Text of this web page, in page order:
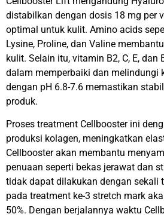
distabilkan dengan dosis 18 mg per
optimal untuk kulit. Amino acids
Lysine, Proline, dan Valine
kulit. Selain itu, vitamin B2, C, E, dan
dalam memperbaiki dan melindungi
dengan pH 6.8-7.6 memastikan
produk.
Proses treatment Cellbooster ini
produksi kolagen, meningkatkan
Cellbooster akan membantu
penuaan seperti bekas jerawat dan
tidak dapat dilakukan dengan sekali
pada treatment ke-3 stretch mark
50%. Dengan berjalannya waktu